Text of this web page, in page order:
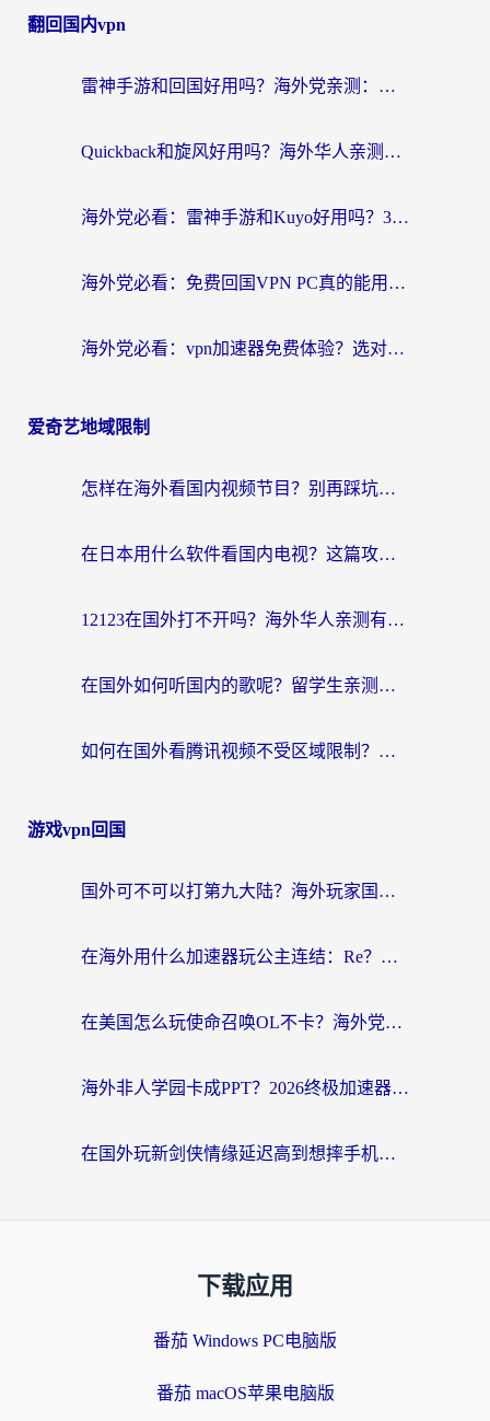
翻回国内vpn
雷神手游和回国好用吗？海外党亲测：选对加速器才能无缝刷剧打游戏
Quickback和旋风好用吗？海外华人亲测：选对回国加速器才能无缝看央视5
海外党必看：雷神手游和Kuyo好用吗？3款回国加速器实测+避坑指南
海外党必看：免费回国VPN PC真的能用？附国内高速VPN选择全攻略
海外党必看：vpn加速器免费体验？选对回国加速器才能无缝刷国内剧玩国服
爱奇艺地域限制
怎样在海外看国内视频节目？别再踩坑！留学生和海外华人的专属解决方案
在日本用什么软件看国内电视？这篇攻略帮你告别地域限制
12123在国外打不开吗？海外华人亲测有效的回国加速方案
在国外如何听国内的歌呢？留学生亲测有效的回国加速方案
如何在国外看腾讯视频不受区域限制？留学生亲测有效的回国加速指南
游戏vpn回国
国外可不可以打第九大陆？海外玩家国服畅玩终极指南（附3大热门游戏解决妙招）
在海外用什么加速器玩公主连结：Re？老玩家亲测的稳定方案来了
在美国怎么玩使命召唤OL不卡？海外党亲测有效的国服游戏加速器指南
海外非人学园卡成PPT？2026终极加速器指南：从暗区突围到王国纪元，一篇搞定
在国外玩新剑侠情缘延迟高到想摔手机？海外玩家亲测有效的加速器选择指南
下载应用
番茄 Windows PC电脑版
番茄 macOS苹果电脑版